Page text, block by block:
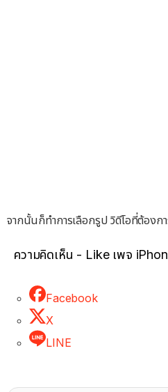
จากนั้นก็ทำการเลือกรูป วิดีโอที่ต้องก
ความคิดเห็น - Like เพจ
Facebook
X
LINE